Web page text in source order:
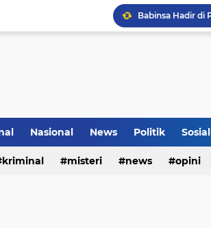
Nasional News Politik Sosial
kriminal misteri news opini